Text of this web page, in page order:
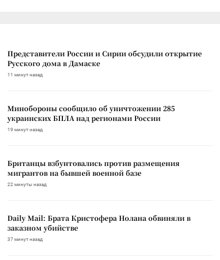
Представители России и Сирии обсудили открытие
Русского дома в Дамаске
11 минут назад
Минобороны сообщило об уничтожении 285
украинских БПЛА над регионами России
19 минут назад
Британцы взбунтовались против размещения
мигрантов на бывшей военной базе
22 минуты назад
Daily Mail: Брата Кристофера Нолана обвиняли в
заказном убийстве
37 минут назад